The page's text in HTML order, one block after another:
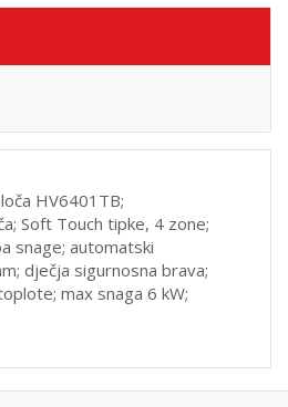
HV6401TB;
Soft Touch tipke, 4 zone;
snage; automatski
dječja sigurnosna brava;
max snaga 6 kW;